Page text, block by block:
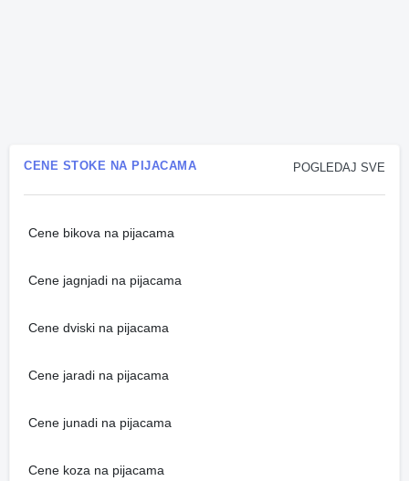
POGLEDAJ SVE
CENE STOKE NA PIJACAMA
Cene bikova na pijacama
Cene jagnjadi na pijacama
Cene dviski na pijacama
Cene jaradi na pijacama
Cene junadi na pijacama
Cene koza na pijacama